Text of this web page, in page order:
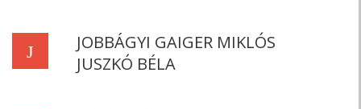
J
JOBBÁGYI GAIGER MIKLÓS
JUSZKÓ BÉLA